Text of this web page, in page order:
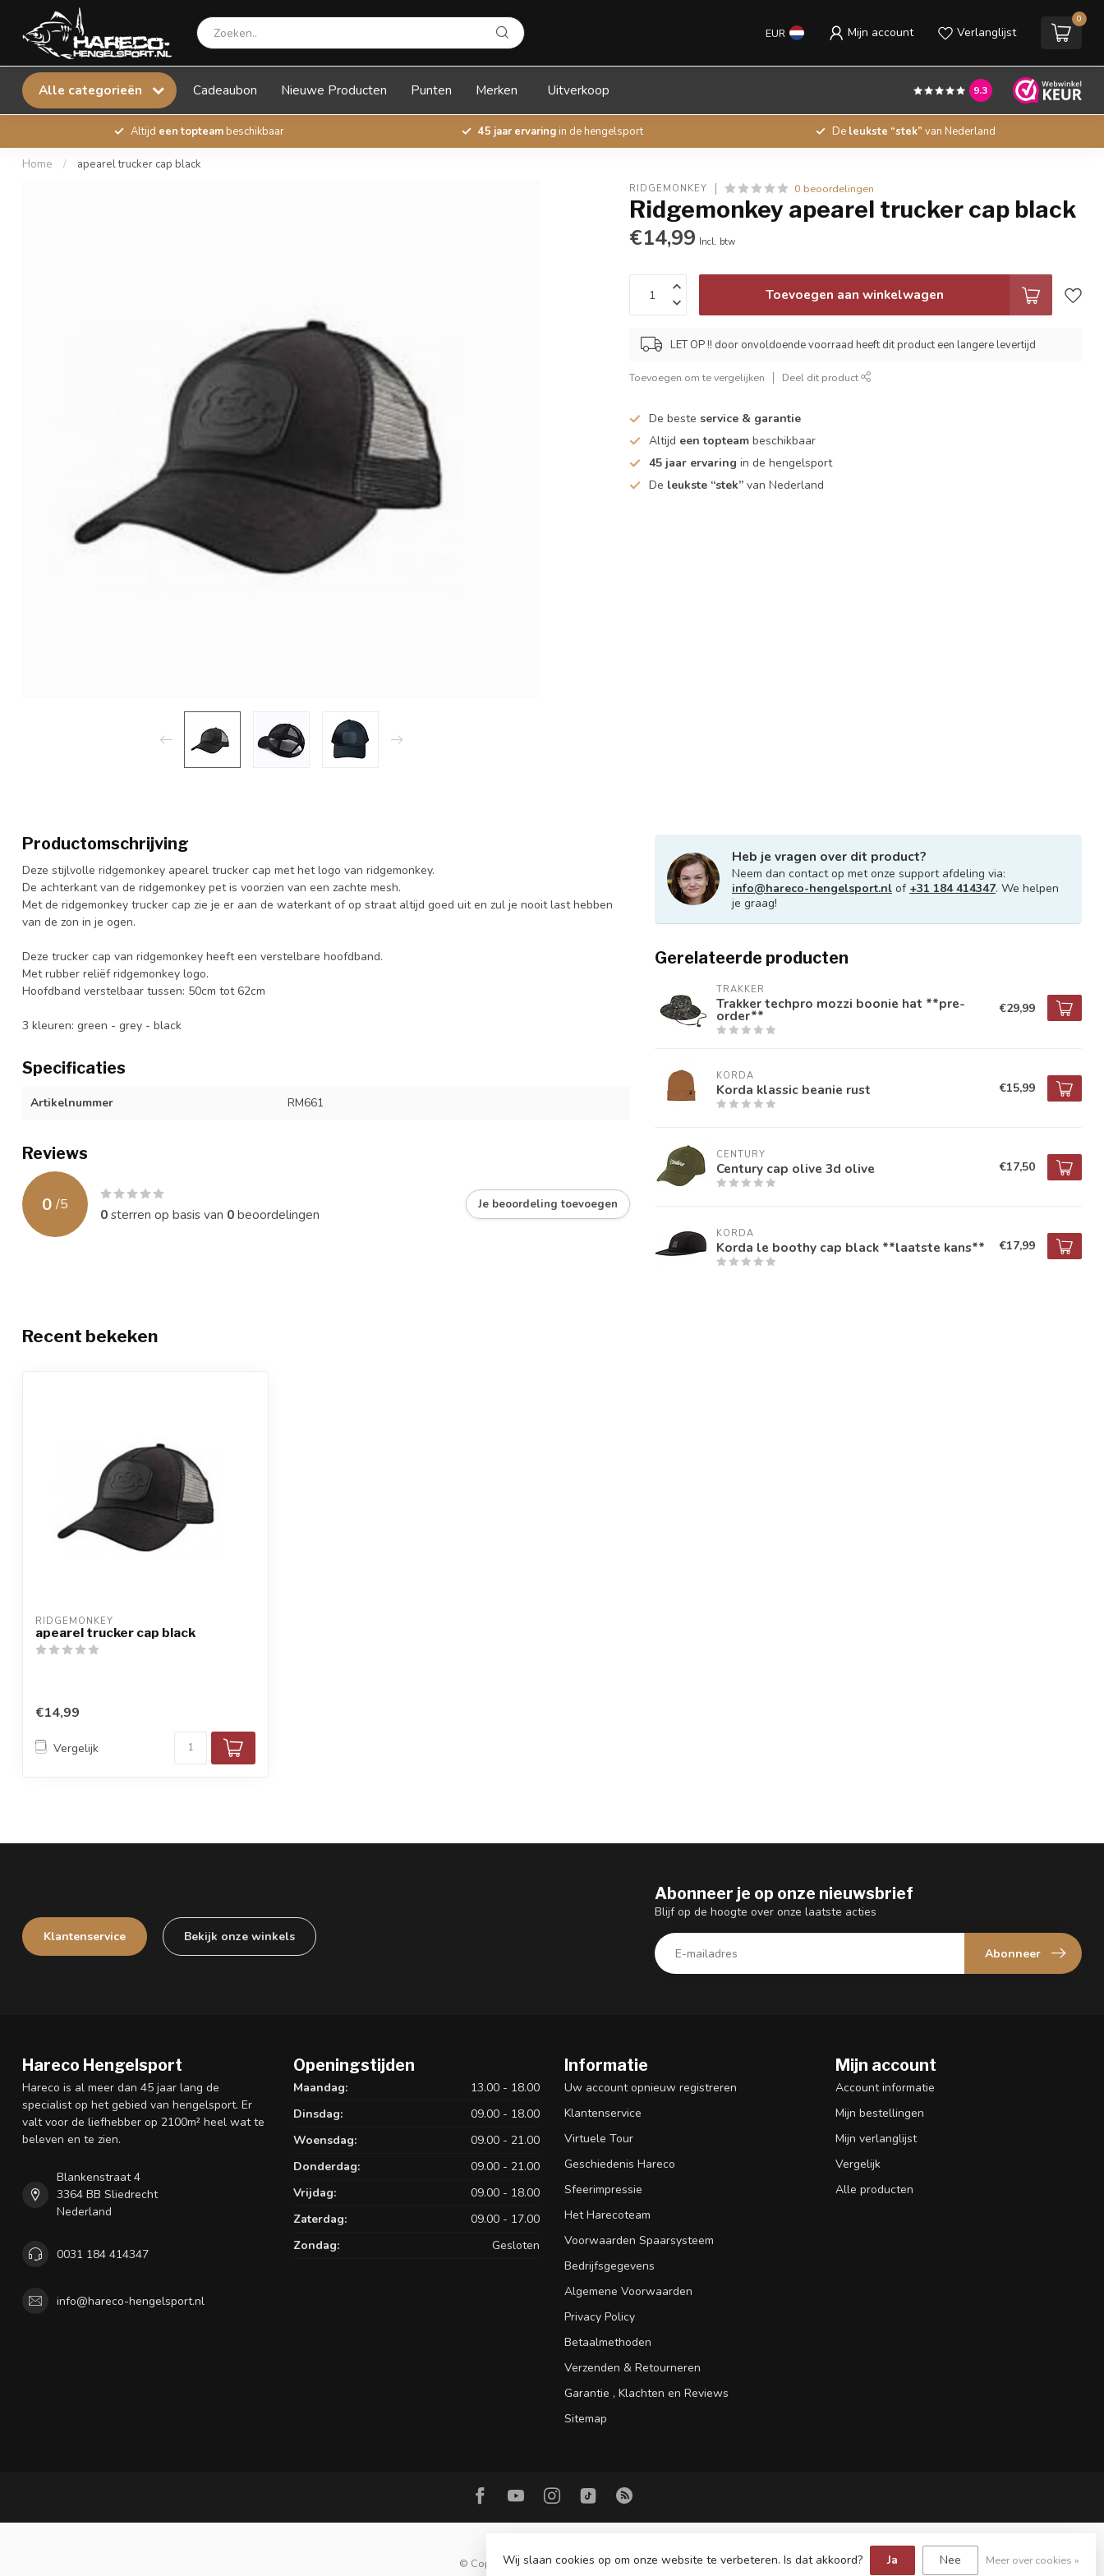
EUR Mijn account Verlanglijst
0
Alle categorieën Cadeaubon Nieuwe Producten Punten Merken Uitverkoop 9.3
Altijd een topteambeschikbaar 45 jaar ervaringin de hengelsport Deleukste “stek” van Nederland
Home / apearel trucker cap black
RIDGEMONKEY 0 beoordelingen
Ridgemonkey apearel trucker cap black
€14,99 Incl. btw
Toevoegen aan winkelwagen
LET OP !! door onvoldoende voorraad heeft dit product een langere levertijd
Toevoegen om te vergelijken Deel dit product
De beste service & garantie
Altijd een topteam beschikbaar
45 jaar ervaring in de hengelsport
De leukste “stek” van Nederland
Productomschrijving
Deze stijlvolle ridgemonkey apearel trucker cap met het logo van ridgemonkey.
De achterkant van de ridgemonkey pet is voorzien van een zachte mesh.
Met de ridgemonkey trucker cap zie je er aan de waterkant of op straat altijd goed uit en zul je nooit last hebben
van de zon in je ogen.
Deze trucker cap van ridgemonkey heeft een verstelbare hoofdband.
Met rubber reliëf ridgemonkey logo.
Hoofdband verstelbaar tussen: 50cm tot 62cm
3 kleuren: green - grey - black
Specificaties
Artikelnummer RM661
Reviews
0 /5
0sterren op basis van 0beoordelingen
Je beoordeling toevoegen
Heb je vragen over dit product?
Neem dan contact op met onze support afdeling via:
info@hareco-hengelsport.nl of +31 184 414347. We helpen
je graag!
Gerelateerde producten
TRAKKER
Trakker techpro mozzi boonie hat **pre-
order** €29,99
KORDA
Korda klassic beanie rust €15,99
CENTURY
Century cap olive 3d olive €17,50
KORDA
Korda le boothy cap black **laatste kans** €17,99
Recent bekeken
RIDGEMONKEY
apearel trucker cap black
€14,99
Vergelijk
Klantenservice Bekijk onze winkels
Abonneer je op onze nieuwsbrief
Blijf op de hoogte over onze laatste acties
Abonneer
Hareco Hengelsport
Hareco is al meer dan 45 jaar lang de
specialist op het gebied van hengelsport. Er
valt voor de liefhebber op 2100m² heel wat te
beleven en te zien.
Blankenstraat 4
3364 BB Sliedrecht
Nederland
0031 184 414347
info@hareco-hengelsport.nl
Openingstijden
Maandag:
13.00 - 18.00
Dinsdag:
09.00 - 18.00
Woensdag:
09.00 - 21.00
Donderdag:
09.00 - 21.00
Vrijdag:
09.00 - 18.00
Zaterdag:
09.00 - 17.00
Zondag:
Gesloten
Informatie
Uw account opnieuw registreren
Klantenservice
Virtuele Tour
Geschiedenis Hareco
Sfeerimpressie
Het Harecoteam
Voorwaarden Spaarsysteem
Bedrijfsgegevens
Algemene Voorwaarden
Privacy Policy
Betaalmethoden
Verzenden & Retourneren
Garantie , Klachten en Reviews
Sitemap
Mijn account
Account informatie
Mijn bestellingen
Mijn verlanglijst
Vergelijk
Alle producten
© Copyright 2026 Hareco Hengelsport
Wij slaan cookies op om onze website te verbeteren. Is dat akkoord? Ja Nee Meer over cookies »